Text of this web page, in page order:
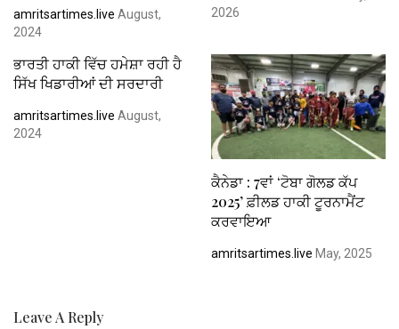
amritsartimes.live August,
2024
2026
ਭਾਰਤੀ ਹਾਕੀ ਵਿੱਚ ਹਮੇਸ਼ਾ ਰਹੀ ਹੈ
ਸਿੱਖ ਖਿਡਾਰੀਆਂ ਦੀ ਸਰਦਾਰੀ
amritsartimes.live August,
2024
ਕੈਨੇਡਾ : 7ਵਾਂ ‘ਟੋਬਾ ਗੋਲਡ ਕੱਪ
2025’ ਫ਼ੀਲਡ ਹਾਕੀ ਟੂਰਨਾਮੈਂਟ
ਕਰਵਾਇਆ
amritsartimes.live May, 2025
Leave A Reply